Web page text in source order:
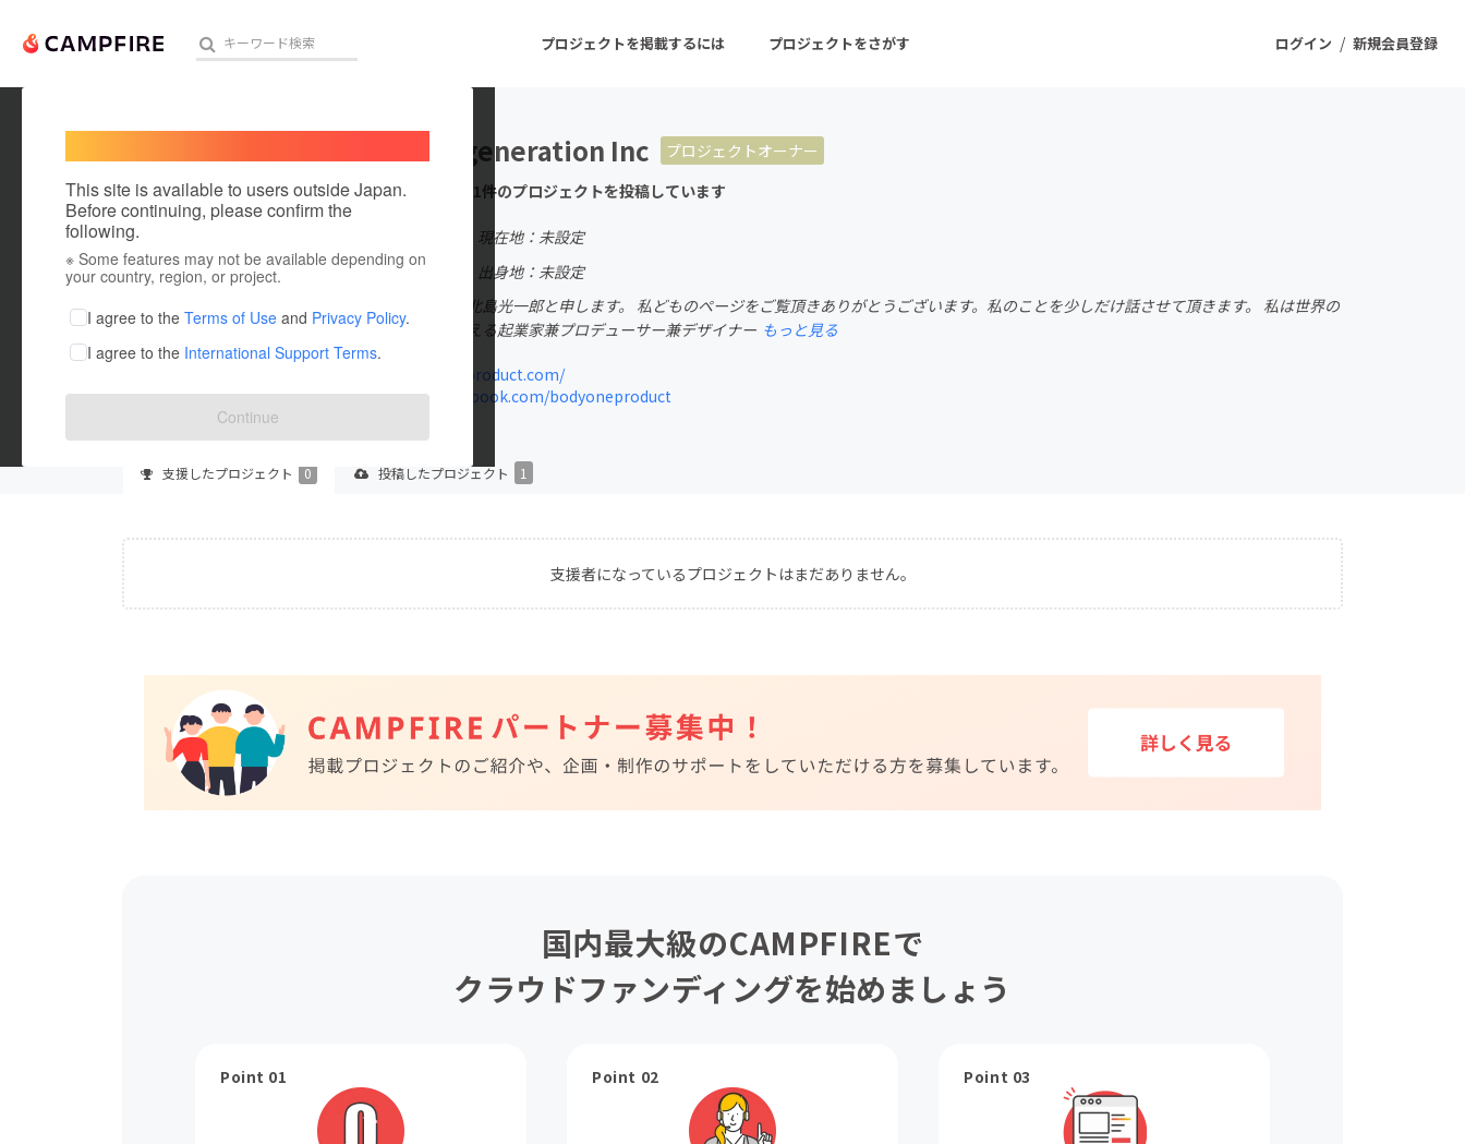
ログイン / 新規会員登録
プロジェクトを掲載するには プロジェクトをさがす
人気のプロジェクト 注目のリターン 注目の新着プロジェクト
アート・写真 音楽
テクノロジー・ガジェット
ゲーム・サービス開発 フード・飲食店
ファッション
映像・映画
ビジネス・起業
チャレンジ
まちづくり・地域活性化
This site is available to users outside Japan.
Before continuing, please confirm the
following.
※ Some features may not be available depending on
your country, region, or project.
I agree to the Terms of Use and Privacy Policy.
I agree to the International Support Terms.
Continue
great_generation Inc
プロジェクトオーナー
これまでに1件のプロジェクトを投稿しています
現在地：未設定
出身国：日本
出身地：未設定
はじめまして北島光一郎と申します。 私どものページをご覧頂きありがとうございます。私のことを少しだけ話させて頂きます。 私は世界の
人の健康を考える起業家兼プロデューサー兼デザイナー もっと見る
bodyoneproduct.com/
www.facebook.com/bodyoneproduct
支援したプロジェクト 0 投稿したプロジェクト 1
支援者になっているプロジェクトはまだありません。
国内最大級のCAMPFIREで
クラウドファンディングを始めましょう
Point 01 Point 02 Point 03